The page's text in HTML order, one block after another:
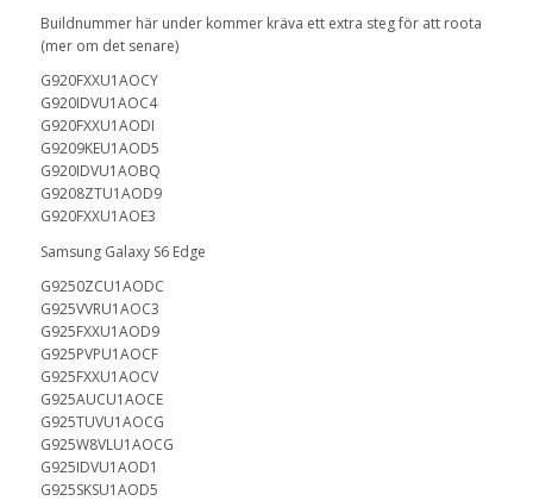
Buildnummer här under kommer kräva ett extra steg för att roota
(mer om det senare)
G920FXXU1AOCY
G920IDVU1AOC4
G920FXXU1AODI
G9209KEU1AOD5
G920IDVU1AOBQ
G9208ZTU1AOD9
G920FXXU1AOE3
Samsung Galaxy S6 Edge
G9250ZCU1AODC
G925VVRU1AOC3
G925FXXU1AOD9
G925PVPU1AOCF
G925FXXU1AOCV
G925AUCU1AOCE
G925TUVU1AOCG
G925W8VLU1AOCG
G925IDVU1AOD1
G925SKSU1AOD5